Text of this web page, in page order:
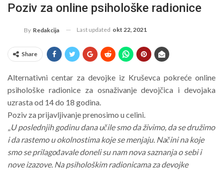
Poziv za online psihološke radionice
By Redakcija Last updated okt 22, 2021
Share
Alternativni centar za devojke iz Kruševca pokreće online
psihološke radionice za osnaživanje devojčica i devojaka
uzrasta od 14 do 18 godina.
Poziv za prijavljivanje prenosimo u celini.
U poslednjih godinu dana učile smo da živimo, da se družimo
i da rastemo u okolnostima koje se menjaju. Načini na koje
smo se prilagođavale doneli su nam nova saznanja o sebi i
nove izazove. Na psihološkim radionicama za devojke